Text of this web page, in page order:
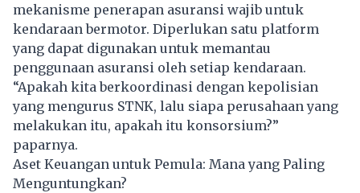
mekanisme penerapan asuransi wajib untuk
kendaraan bermotor. Diperlukan satu platform
yang dapat digunakan untuk memantau
penggunaan asuransi oleh setiap kendaraan.
“Apakah kita berkoordinasi dengan kepolisian
yang mengurus STNK, lalu siapa perusahaan yang
melakukan itu, apakah itu konsorsium?”
paparnya.
Aset Keuangan untuk Pemula: Mana yang Paling
Menguntungkan?